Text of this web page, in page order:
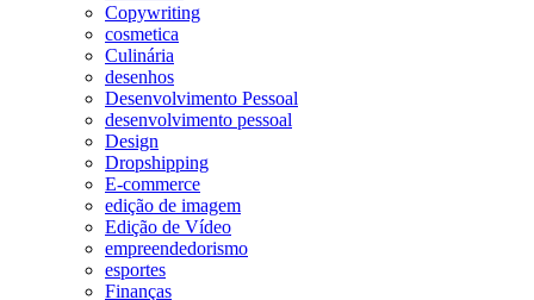
Copywriting
cosmetica
Culinária
desenhos
Desenvolvimento Pessoal
desenvolvimento pessoal
Design
Dropshipping
E-commerce
edição de imagem
Edição de Vídeo
empreendedorismo
esportes
Finanças